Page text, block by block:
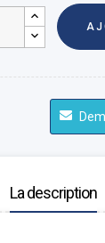
La description